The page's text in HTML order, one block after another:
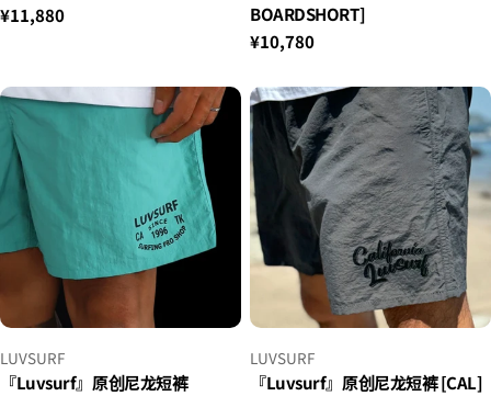
正
格
¥11,880
BOARDSHORT]
正
价
格
¥10,780
小
贩：
LUVSURF
『Luvsurf』原创尼龙短裤
小
贩：
LUVSURF
『Luvsurf』原创尼龙短裤 [CAL]